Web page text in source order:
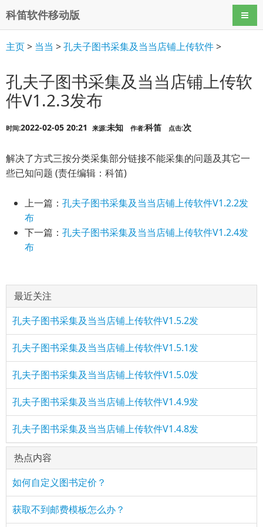
科笛软件移动版 导航
主页> 当当 >孔夫子图书采集及当当店铺上传软件>
孔夫子图书采集及当当店铺上传软
件V1.2.3发布
时间:2022-02-05 20:21 来源:未知 作者:科笛 点击:次
解决了方式三按分类采集部分链接不能采集的问题及其它一
些已知问题 (责任编辑：科笛)
上一篇： 孔夫子图书采集及当当店铺上传软件V1.2.2发
布
下一篇： 孔夫子图书采集及当当店铺上传软件V1.2.4发
布
最近关注
孔夫子图书采集及当当店铺上传软件V1.5.2发
孔夫子图书采集及当当店铺上传软件V1.5.1发
孔夫子图书采集及当当店铺上传软件V1.5.0发
孔夫子图书采集及当当店铺上传软件V1.4.9发
孔夫子图书采集及当当店铺上传软件V1.4.8发
热点内容
如何自定义图书定价？
获取不到邮费模板怎么办？